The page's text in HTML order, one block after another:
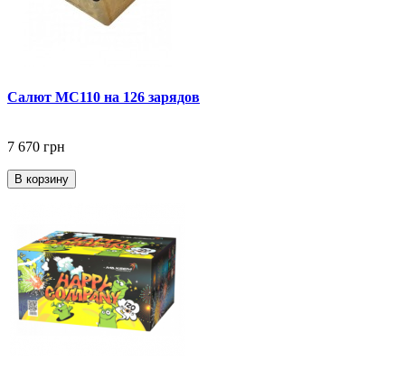
Салют MC110 на 126 зарядов
7 670 грн
В корзину